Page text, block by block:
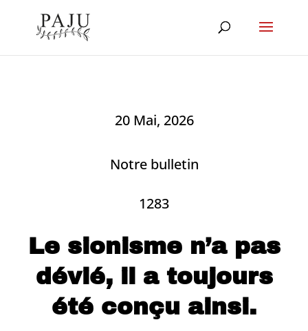
20 Mai, 2026
Notre bulletin
1283
Le sionisme n’a pas
dévié, il a toujours
été conçu ainsi.